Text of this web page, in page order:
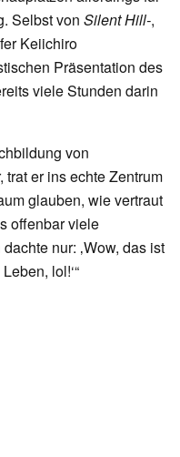
Selbst von Silent Hill-,
Keiichiro
Präsentation des
viele Stunden darin
von
er ins echte Zentrum
glauben, wie vertraut
offenbar viele
nur: ‚Wow, das ist
lol!‘“